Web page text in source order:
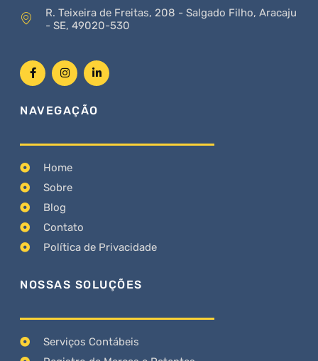
R. Teixeira de Freitas, 208 - Salgado Filho, Aracaju
- SE, 49020-530
NAVEGAÇÃO
Home
Sobre
Blog
Contato
Política de Privacidade
NOSSAS SOLUÇÕES
Serviços Contábeis